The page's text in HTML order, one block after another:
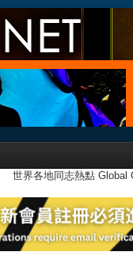
世界各地同志熱點